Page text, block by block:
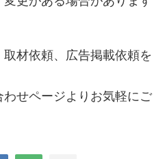
材依頼、広告掲載依頼を
せページよりお気軽にご